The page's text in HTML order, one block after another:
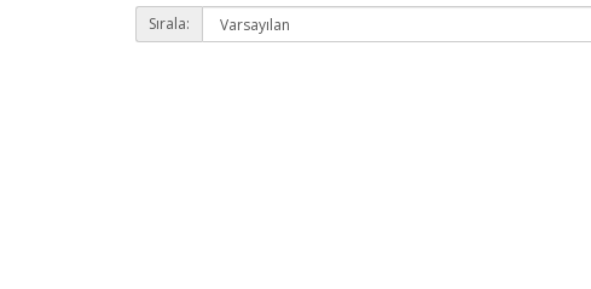
Sırala: